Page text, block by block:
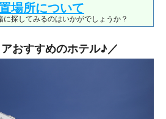
場所について
探してみるのはいかがでしょうか？
おすすめのホテル♪／